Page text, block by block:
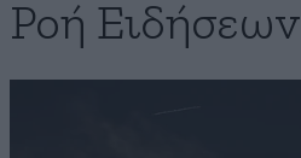
Ροή Ειδήσεων